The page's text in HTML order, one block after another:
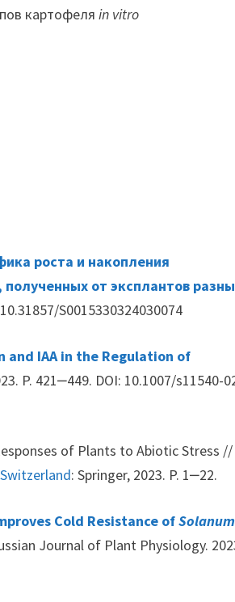
картофеляin vitro
роста и накопления
полученных от эксплантов
S0015330324030074
IAA in the Regulation of
P. 421‒449. DOI: 10.1007/s11540-
of Plants to Abiotic Stress //
Switzerland: Springer, 2023. P. 1‒22.
Cold Resistance ofSolanum
Journal of Plant Physiology.